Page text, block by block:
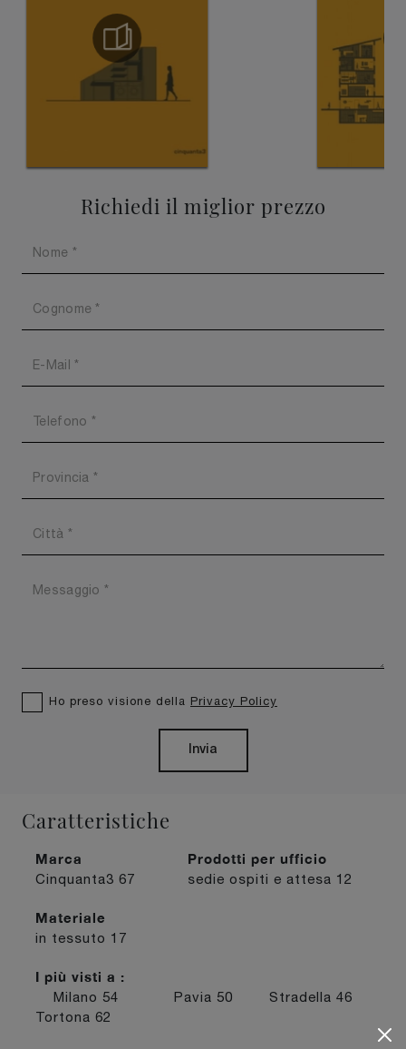
Richiedi il miglior prezzo
Ho preso visione della Privacy Policy
Invia
Caratteristiche
Marca
Cinquanta3 67
Prodotti per ufficio
sedie ospiti e attesa 12
Materiale
in tessuto 17
I più visti a :
Milano 54 Pavia 50 Stradella 46
Tortona 62